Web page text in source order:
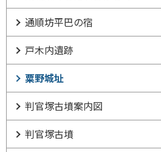
通順坊平巴の宿
戸木内遺跡
粟野城址
判官塚古墳案内図
判官塚古墳